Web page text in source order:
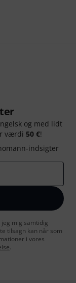
og med lidt
værdi 50 €!
indsigter
mig samtidig
tilsagn kan når som
i vores
.